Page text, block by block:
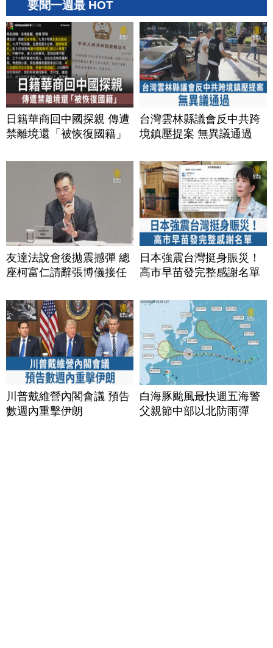
要聞一週最 HOT
日籍華商回中國探親 傳遭
禁離境還「被恢復國籍」
台灣雲林縣議會反中共跨
境鎮壓提案 無異議通過
友達法說會後拋震撼彈 總
座柯富仁請辭張博儀接任
日本強震台灣挺身賑災！
高市早苗發完整感謝名單
川普戴維營內閣會議 預告
數週內重擊伊朗
白海豚颱風最快週五海警
父親節中部以北防雨彈